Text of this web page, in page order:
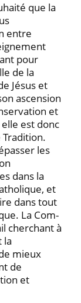
que la
entre
pour
de la
Jésus et
ascension
et
est donc
les
dans la
et
dans tout
La Com­
cherchant à
la
mieux
de
et